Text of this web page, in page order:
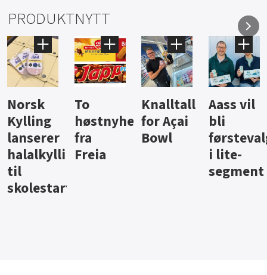
PRODUKTNYTT
Knalltall
for Açai
Bowl
Aass vil
bli
førstevalg
i lite-
Brus og
jus fra
Berentsen
Hard
iste fra
Hansa